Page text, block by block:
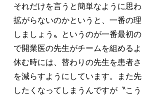
それだけを言うと簡単なように思
拡がらないのかというと、一番の
しましょう〟というのが一番最初
で開業医の先生がチームを組める
休む時には、替わりの先生を患者
を減らすようにしています。また
したくなってしまうんですが〝こ